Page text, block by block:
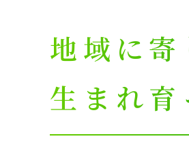
地域に寄
生まれ育